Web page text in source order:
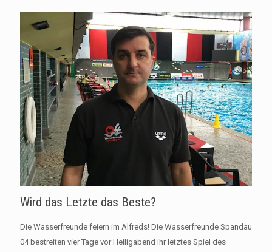
Wird das Letzte das Beste?
Die Wasserfreunde feiern im Alfreds! Die Wasserfreunde Spandau
04 bestreiten vier Tage vor Heiligabend ihr letztes Spiel des